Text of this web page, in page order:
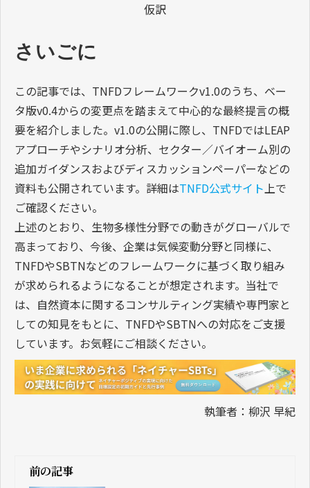
仮訳
さいごに
この記事では、TNFDフレームワークv1.0のうち、ベー
タ版v0.4からの変更点を踏まえて中心的な最終提言の概
要を紹介しました。v1.0の公開に際し、TNFDではLEAP
アプローチやシナリオ分析、セクター／バイオーム別の
追加ガイダンスおよびディスカッションペーパーなどの
資料も公開されています。詳細はTNFD公式サイト上で
ご確認ください。
上述のとおり、生物多様性分野での動きがグローバルで
高まっており、今後、企業は気候変動分野と同様に、
TNFDやSBTNなどのフレームワークに基づく取り組み
が求められるようになることが想定されます。当社で
は、自然資本に関するコンサルティング実績や専門家と
しての知見をもとに、TNFDやSBTNへの対応をご支援
しています。お気軽にご相談ください。
執筆者：柳沢 早紀
前の記事